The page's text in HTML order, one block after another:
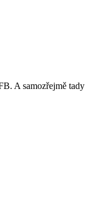
A samozřejmě tady